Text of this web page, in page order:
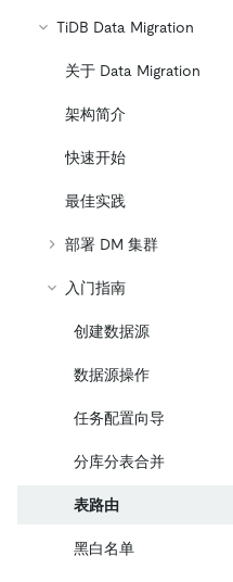
TiDB Data Migration
关于 Data Migration
架构简介
快速开始
最佳实践
部署 DM 集群
入门指南
创建数据源
数据源操作
任务配置向导
分库分表合并
表路由
黑白名单